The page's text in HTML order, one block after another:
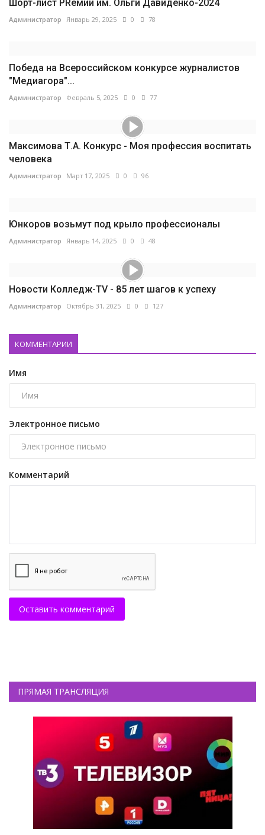
Шорт-лист PRемии им. Ольги Давиденко-2024
Администратор Январь 29, 2025 0 78
Победа на Всероссийском конкурсе журналистов
"Медиагора"...
Администратор Февраль 5, 2025 0 77
Максимова Т.А. Конкурс - Моя профессия воспитать
человека
Администратор Март 17, 2025 0 96
Юнкоров возьмут под крыло профессионалы
Администратор Январь 14, 2025 0 48
Новости Колледж-TV - 85 лет шагов к успеху
Администратор Октябрь 31, 2025 0 127
КОММЕНТАРИИ
Имя
Электронное письмо
Комментарий
Оставить комментарий
ПРЯМАЯ ТРАНСЛЯЦИЯ